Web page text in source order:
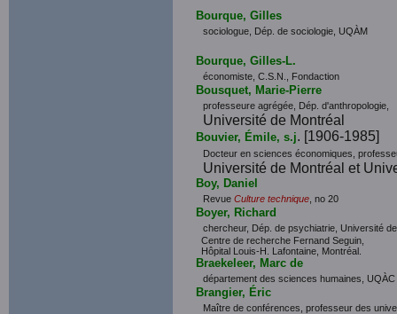
Bourque, Gilles
sociologue, Dép. de sociologie, UQÀM
Bourque, Gilles-L.
économiste, C.S.N., Fondaction
Bousquet, Marie-Pierre
professeure agrégée, Dép. d'anthropologie,
Université de Montréal
Bouvier, Émile, s.j. [1906-1985]
Docteur en sciences économiques,
Université de Montréal et
Boy, Daniel
Revue Culture technique , no 20
Boyer, Richard
chercheur, Dép. de psychiatrie, Université
Centre de recherche Fernand Seguin,
Hôpital Louis-H. Lafontaine, Montréal.
Braekeleer, Marc de
département des sciences humaines, UQÀC
Brangier, Éric
Maître de conférences, professeur des